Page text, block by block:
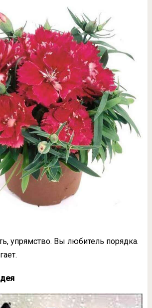
упрямство. Вы любитель порядка.